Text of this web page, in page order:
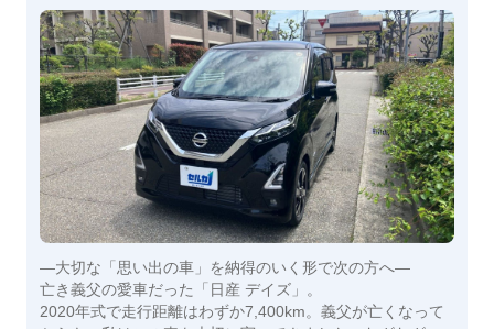
―大切な「思い出の車」を納得のいく形で次の方へ―
亡き義父の愛車だった「日産 デイズ」。
2020年式で走行距離はわずか7,400km。義父が亡くなって